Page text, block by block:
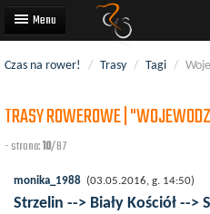
Trasy rowerowe
Wyścigi rowerowe
Użytkownicy
Czas na rower! / Trasy / Tagi /
TRASY ROWEROWE |
- strona:10/87
monika_1988 (03.05.2016, g. 14:50)
Strzelin --> Biały Kościół -->